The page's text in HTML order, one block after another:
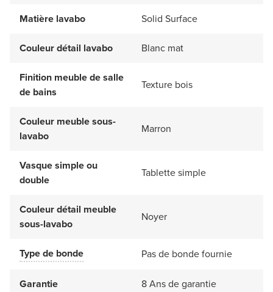
Matière lavabo Solid Surface
Couleur détail lavabo Blanc mat
Finition meuble de salle
de bains
Texture bois
Couleur meuble sous-
lavabo
Marron
Vasque simple ou
double
Tablette simple
Couleur détail meuble
sous-lavabo
Noyer
Type de bonde Pas de bonde fournie
Garantie 8 Ans de garantie